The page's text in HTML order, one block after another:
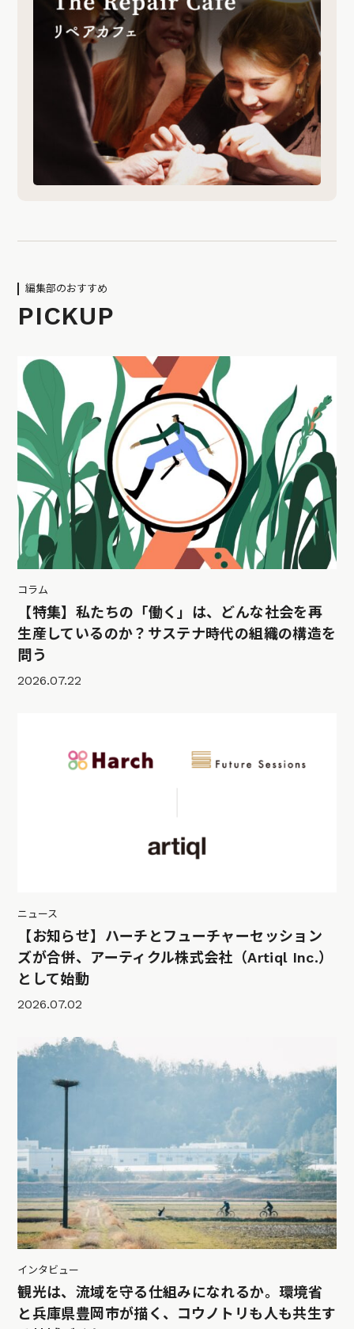
編集部のおすすめ
PICKUP
コラム
【特集】私たちの「働く」は、どんな社会を再
生産しているのか？サステナ時代の組織の構造を
問う
2026.07.22
ニュース
【お知らせ】ハーチとフューチャーセッション
ズが合併、アーティクル株式会社（Artiql Inc.）
として始動
2026.07.02
インタビュー
観光は、流域を守る仕組みになれるか。環境省
と兵庫県豊岡市が描く、コウノトリも人も共生す